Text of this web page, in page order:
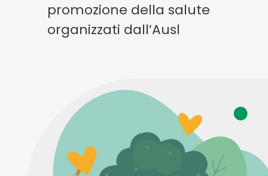
promozione della salute
organizzati dall’Ausl